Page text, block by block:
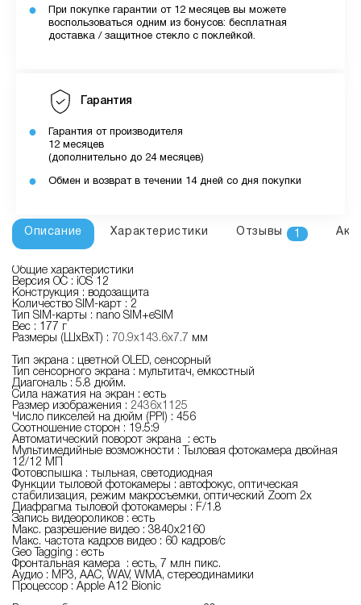
При покупке гарантии от 12 месяцев вы можете
воспользоваться одним из бонусов: бесплатная
доставка / защитное стекло с поклейкой.
Гарантия
Гарантия от производителя
12 месяцев
(дополнительно до 24 месяцев)
Обмен и возврат в течении 14 дней со дня покупки
Описание Характеристики Отзывы 1
Общие характеристики
Версия ОС : iOS 12
Конструкция : водозащита
Количество SIM-карт : 2
Тип SIM-карты : nano SIM+eSIM
Вес : 177 г
Размеры (ШxВxТ) : 70.9x143.6x7.7 мм
Тип экрана : цветной OLED, сенсорный
Тип сенсорного экрана : мультитач, емкостный
Диагональ : 5.8 дюйм.
Сила нажатия на экран : есть
Размер изображения : 2436x1125
Число пикселей на дюйм (PPI) : 456
Соотношение сторон : 19.5:9
Автоматический поворот экрана : есть
Мультимедийные возможности : Тыловая фотокамера двойная
12/12 МП
Фотовспышка : тыльная, светодиодная
Функции тыловой фотокамеры : автофокус, оптическая
стабилизация, режим макросъемки, оптический Zoom 2x
Диафрагма тыловой фотокамеры : F/1.8
Запись видеороликов : есть
Макс. разрешение видео : 3840x2160
Макс. частота кадров видео : 60 кадров/с
Geo Tagging : есть
Фронтальная камера : есть, 7 млн пикс.
Аудио : MP3, AAC, WAV, WMA, стереодинамики
Процессор : Apple A12 Bionic